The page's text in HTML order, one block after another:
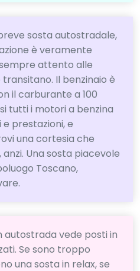
sosta autostradale,
è veramente
attento alle
Il benzinaio è
il carburante a 100
tutti i motori a benzina
prestazioni, e
una cortesia che
Una sosta piacevole
Toscano,
autostrada vede posti in
Se sono troppo
una sosta in relax, se